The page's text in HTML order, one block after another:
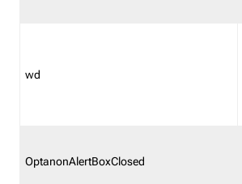
wd
OptanonAlertBoxClosed